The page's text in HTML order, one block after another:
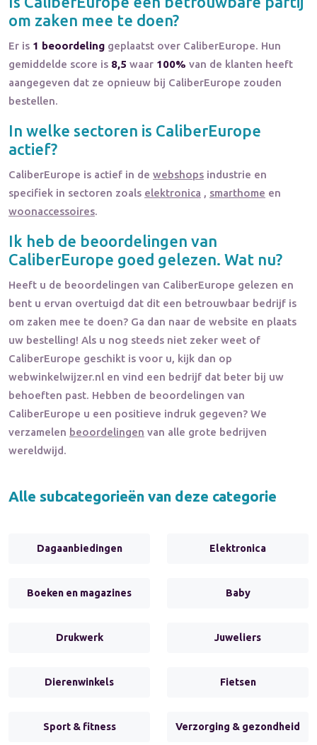
om zaken mee te doen?
Er is 1 beoordeling geplaatst over CaliberEurope. Hun
gemiddelde score is 8,5 waar 100% van de klanten heeft
aangegeven dat ze opnieuw bij CaliberEurope zouden
bestellen.
In welke sectoren is CaliberEurope
actief?
CaliberEurope is actief in de webshops industrie en
specifiek in sectoren zoals elektronica , smarthome en
woonaccessoires.
Ik heb de beoordelingen van
CaliberEurope goed gelezen. Wat nu?
Heeft u de beoordelingen van CaliberEurope gelezen en
bent u ervan overtuigd dat dit een betrouwbaar bedrijf is
om zaken mee te doen? Ga dan naar de website en plaats
uw bestelling! Als u nog steeds niet zeker weet of
CaliberEurope geschikt is voor u, kijk dan op
webwinkelwijzer.nl en vind een bedrijf dat beter bij uw
behoeften past. Hebben de beoordelingen van
CaliberEurope u een positieve indruk gegeven? We
verzamelen beoordelingen van alle grote bedrijven
wereldwijd.
Alle subcategorieën van deze categorie
Dagaanbiedingen Elektronica
Boeken en magazines Baby
Drukwerk Juweliers
Dierenwinkels Fietsen
Sport & fitness Verzorging & gezondheid